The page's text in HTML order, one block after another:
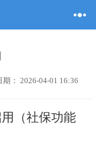
： 2026-04-01 16:36
（社保功能